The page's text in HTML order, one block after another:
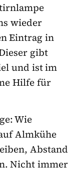
wieder
Eintrag in
gibt
und ist im
Hilfe für
Wie
Almkühe
Abstand
Nicht immer